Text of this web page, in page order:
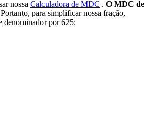
nossa Calculadora de MDC . O MDC de
para simplificar nossa fração,
denominador por 625: